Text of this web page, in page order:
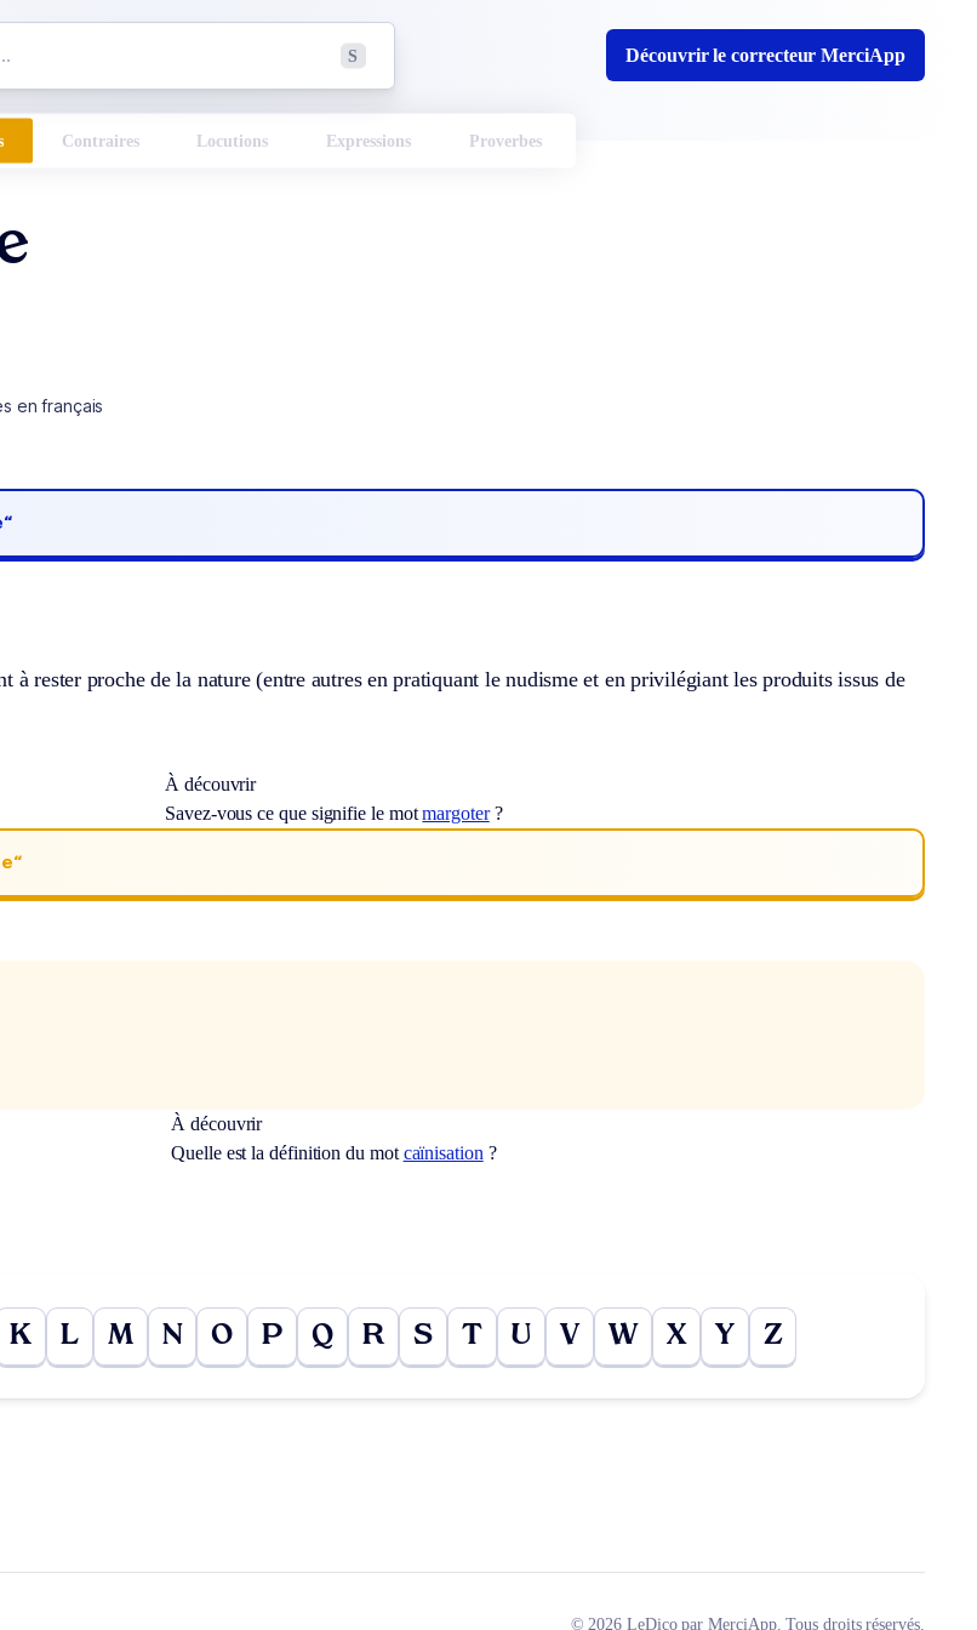
S Découvrir le correcteur MerciApp
Contraires Locutions Expressions Proverbes
en français
à rester proche de la nature (entre autres en pratiquant le nudisme et en privilégiant les produits issus de
À découvrir
Savez-vous ce que signifie le motmargoter?
À découvrir
Quelle est la définition du mot caïnisation ?
K L M N O P Q R S T U V W X Y Z
© 2026 LeDico par MerciApp. Tous droits réservés.